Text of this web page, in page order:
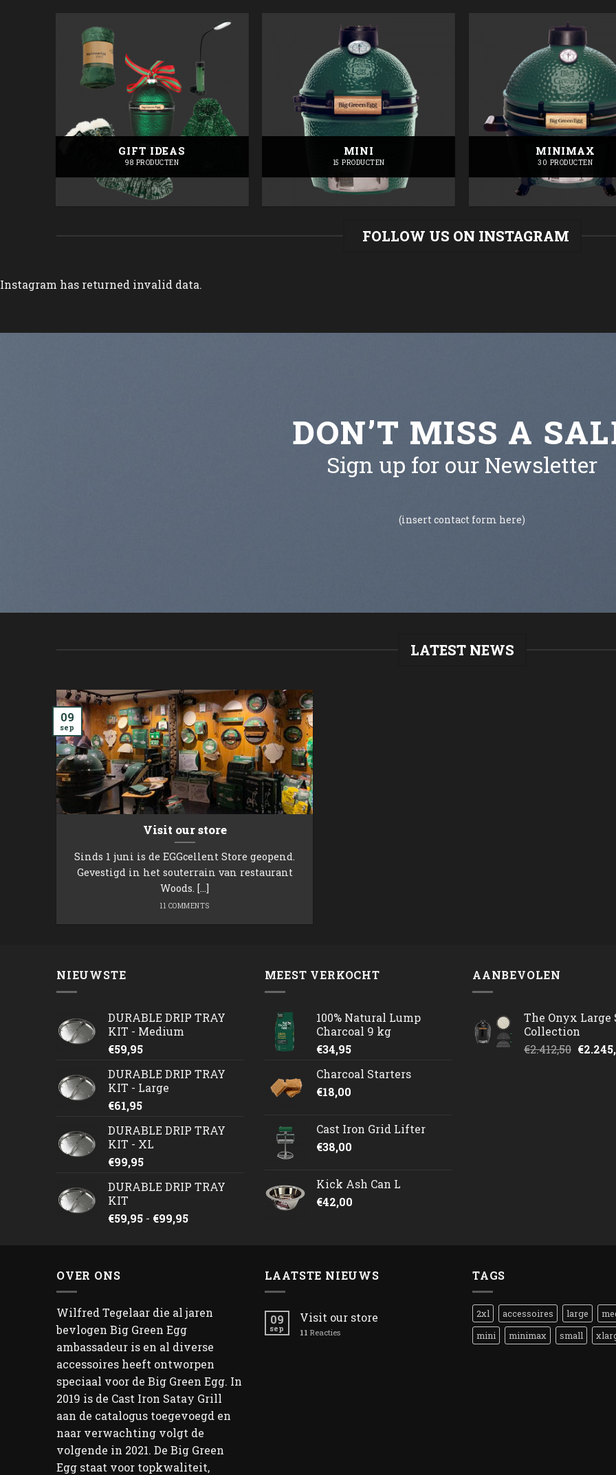
GIFT IDEAS
98 PRODUCTEN
MINI
15 PRODUCTEN
MINIMAX
30 PRODUCTEN
FOLLOW US ON INSTAGRAM
Instagram has returned invalid data.
DON’T MISS A
Sign up for our Newsletter
(insert contact form here)
LATEST NEWS
Visit our store
Sinds 1 juni is de EGGcellent Store geopend.
Gevestigd in het souterrain van restaurant
Woods. [...]
11 COMMENTS
09
sep
NIEUWSTE
DURABLE DRIP TRAY
KIT - Medium
€59,95
DURABLE DRIP TRAY
KIT - Large
€61,95
DURABLE DRIP TRAY
KIT - XL
€99,95
DURABLE DRIP TRAY
KIT
€59,95 - €99,95Prijsklasse:
MEEST VERKOCHT
100% Natural Lump
Charcoal 9 kg
€34,95
Charcoal Starters
€18,00
Cast Iron Grid Lifter
€38,00
Kick Ash Can L
€42,00
AANBEVOLEN
The Onyx Large
Collection
€2.412,50 €
OVER ONS
Wilfred Tegelaar die al jaren
bevlogen Big Green Egg
ambassadeur is en al diverse
accessoires heeft ontworpen
speciaal voor de Big Green Egg. In
2019 is de Cast Iron Satay Grill
aan de catalogus toegevoegd en
naar verwachting volgt de
volgende in 2021. De Big Green
Egg staat voor topkwaliteit,
LAATSTE NIEUWS
09
sep
Visit our store
11 Reacties
TAGS
2xl accessoires large
mini
minimax small